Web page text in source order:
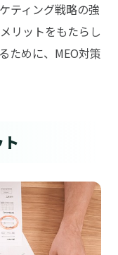
ティング戦略の強
リットをもたらし
ために、MEO対策